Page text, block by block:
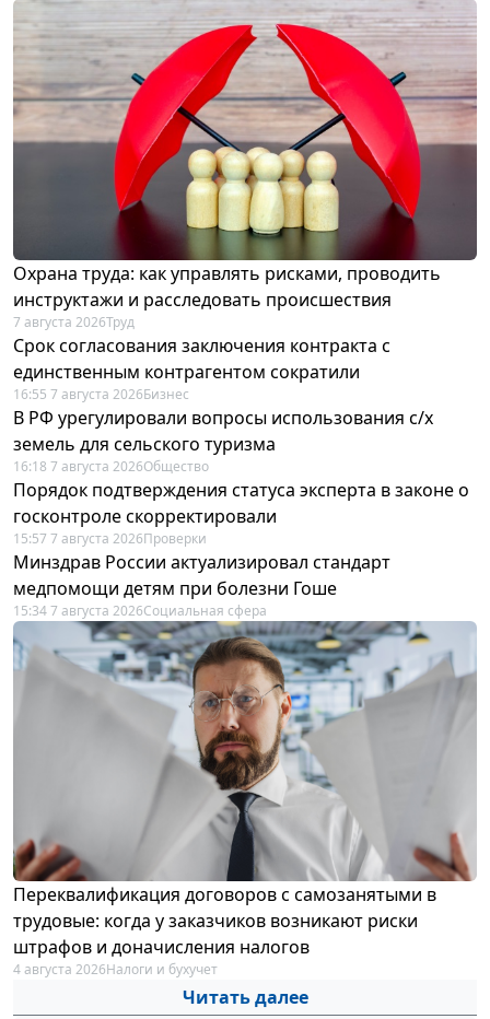
Охрана труда: как управлять рисками, проводить
инструктажи и расследовать происшествия
7 августа 2026Труд
Срок согласования заключения контракта с
единственным контрагентом сократили
16:55 7 августа 2026Бизнес
В РФ урегулировали вопросы использования с/х
земель для сельского туризма
16:18 7 августа 2026Общество
Порядок подтверждения статуса эксперта в законе о
госконтроле скорректировали
15:57 7 августа 2026Проверки
Минздрав России актуализировал стандарт
медпомощи детям при болезни Гоше
15:34 7 августа 2026Социальная сфера
Переквалификация договоров с самозанятыми в
трудовые: когда у заказчиков возникают риски
штрафов и доначисления налогов
4 августа 2026Налоги и бухучет
Читать далее